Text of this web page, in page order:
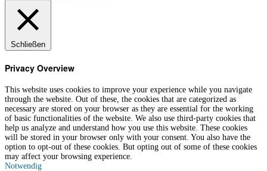
Schließen
Privacy Overview
This website uses cookies to improve your experience while you navigate
through the website. Out of these, the cookies that are categorized as
necessary are stored on your browser as they are essential for the working
of basic functionalities of the website. We also use third-party cookies that
help us analyze and understand how you use this website. These cookies
will be stored in your browser only with your consent. You also have the
option to opt-out of these cookies. But opting out of some of these cookies
may affect your browsing experience.
Notwendig